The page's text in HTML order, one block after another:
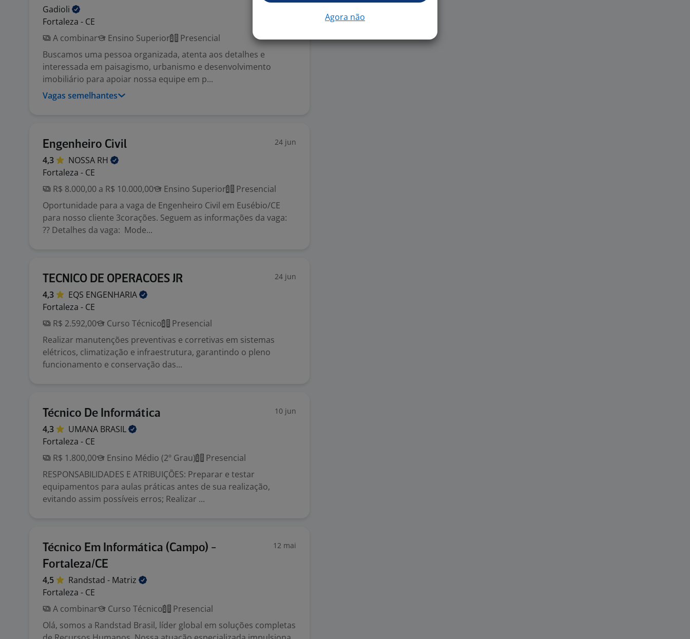
Gadioli
Fortaleza - CE
A combinar
Ensino Superior
Presencial
Buscamos uma pessoa organizada, atenta aos detalhes e
interessada em paisagismo, urbanismo e desenvolvimento
imobiliário para apoiar nossa equipe em p...
Vagas semelhantes
Engenheiro Civil 24 jun
4,3 NOSSA RH
Fortaleza - CE
R$ 8.000,00 a R$ 10.000,00
Ensino Superior
Presencial
Oportunidade para a vaga de Engenheiro Civil em Eusébio/CE
para nosso cliente 3corações. Seguem as informações da vaga:
?? Detalhes da vaga: Mode...
TECNICO DE OPERACOES JR 24 jun
4,3 EQS ENGENHARIA
Fortaleza - CE
R$ 2.592,00
Curso Técnico
Presencial
Realizar manutenções preventivas e corretivas em sistemas
elétricos, climatização e infraestrutura, garantindo o pleno
funcionamento e conservação das...
Técnico De Informática 10 jun
4,3 UMANA BRASIL
Fortaleza - CE
R$ 1.800,00
Ensino Médio (2º Grau)
Presencial
RESPONSABILIDADES E ATRIBUIÇÕES: Preparar e testar
equipamentos para aulas práticas antes de sua realização,
evitando assim possíveis erros; Realizar ...
Técnico Em Informática (Campo) -
Fortaleza/CE
12 mai
4,5 Randstad - Matriz
Fortaleza - CE
A combinar
Curso Técnico
Presencial
Olá, somos a Randstad Brasil, líder global em soluções completas
Agora não